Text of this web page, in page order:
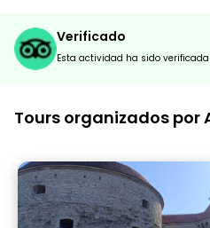
Verificado
Esta actividad ha sido
Tours organizados por